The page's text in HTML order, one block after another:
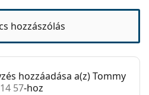
hozzászólás
hozzáadása a(z) Tommy
57-hoz